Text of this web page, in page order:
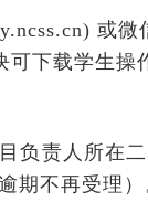
或微
下载学生操
负责人所在
期不再受理）